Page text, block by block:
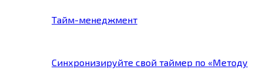
Тайм-менеджмент
Синхронизируйте свой таймер по «Методу